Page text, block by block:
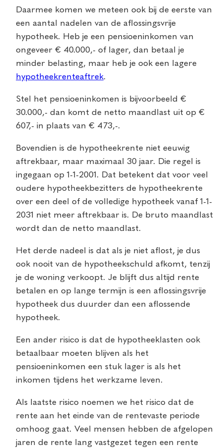
Daarmee komen we meteen ook bij de eerste van
een aantal nadelen van de aflossingsvrije
hypotheek. Heb je een pensioeninkomen van
ongeveer € 40.000,- of lager, dan betaal je
minder belasting, maar heb je ook een lagere
hypotheekrenteaftrek.
Stel het pensioeninkomen is bijvoorbeeld €
30.000,- dan komt de netto maandlast uit op €
607,- in plaats van € 473,-.
Bovendien is de hypotheekrente niet eeuwig
aftrekbaar, maar maximaal 30 jaar. Die regel is
ingegaan op 1-1-2001. Dat betekent dat voor veel
oudere hypotheekbezitters de hypotheekrente
over een deel of de volledige hypotheek vanaf 1-1-
2031 niet meer aftrekbaar is. De bruto maandlast
wordt dan de netto maandlast.
Het derde nadeel is dat als je niet aflost, je dus
ook nooit van de hypotheekschuld afkomt, tenzij
je de woning verkoopt. Je blijft dus altijd rente
betalen en op lange termijn is een aflossingsvrije
hypotheek dus duurder dan een aflossende
hypotheek.
Een ander risico is dat de hypotheeklasten ook
betaalbaar moeten blijven als het
pensioeninkomen een stuk lager is als het
inkomen tijdens het werkzame leven.
Als laatste risico noemen we het risico dat de
rente aan het einde van de rentevaste periode
omhoog gaat. Veel mensen hebben de afgelopen
jaren de rente lang vastgezet tegen een rente